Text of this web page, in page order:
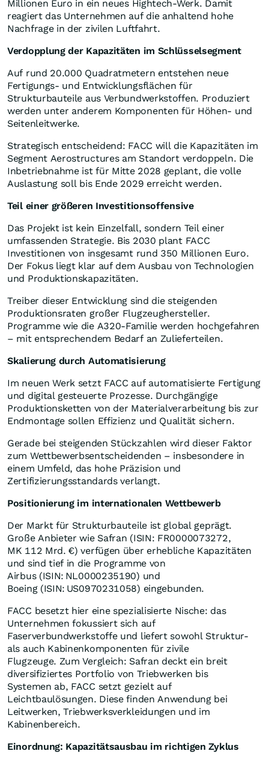
Millionen Euro in ein neues Hightech-Werk. Damit
reagiert das Unternehmen auf die anhaltend hohe
Nachfrage in der zivilen Luftfahrt.
Verdopplung der Kapazitäten im Schlüsselsegment
Auf rund 20.000 Quadratmetern entstehen neue
Fertigungs- und Entwicklungsflächen für
Strukturbauteile aus Verbundwerkstoffen. Produziert
werden unter anderem Komponenten für Höhen- und
Seitenleitwerke.
Strategisch entscheidend: FACC will die Kapazitäten im
Segment Aerostructures am Standort verdoppeln. Die
Inbetriebnahme ist für Mitte 2028 geplant, die volle
Auslastung soll bis Ende 2029 erreicht werden.
Teil einer größeren Investitionsoffensive
Das Projekt ist kein Einzelfall, sondern Teil einer
umfassenden Strategie. Bis 2030 plant FACC
Investitionen von insgesamt rund 350 Millionen Euro.
Der Fokus liegt klar auf dem Ausbau von Technologien
und Produktionskapazitäten.
Treiber dieser Entwicklung sind die steigenden
Produktionsraten großer Flugzeughersteller.
Programme wie die A320-Familie werden hochgefahren
– mit entsprechendem Bedarf an Zulieferteilen.
Skalierung durch Automatisierung
Im neuen Werk setzt FACC auf automatisierte Fertigung
und digital gesteuerte Prozesse. Durchgängige
Produktionsketten von der Materialverarbeitung bis zur
Endmontage sollen Effizienz und Qualität sichern.
Gerade bei steigenden Stückzahlen wird dieser Faktor
zum Wettbewerbsentscheidenden – insbesondere in
einem Umfeld, das hohe Präzision und
Zertifizierungsstandards verlangt.
Positionierung im internationalen Wettbewerb
Der Markt für Strukturbauteile ist global geprägt.
Große Anbieter wie Safran (ISIN: FR0000073272,
MK 112 Mrd. €) verfügen über erhebliche Kapazitäten
und sind tief in die Programme von
Airbus (ISIN: NL0000235190) und
Boeing (ISIN: US0970231058) eingebunden.
FACC besetzt hier eine spezialisierte Nische: das
Unternehmen fokussiert sich auf
Faserverbundwerkstoffe und liefert sowohl Struktur-
als auch Kabinenkomponenten für zivile
Flugzeuge. Zum Vergleich: Safran deckt ein breit
diversifiziertes Portfolio von Triebwerken bis
Systemen ab, FACC setzt gezielt auf
Leichtbaulösungen. Diese finden Anwendung bei
Leitwerken, Triebwerksverkleidungen und im
Kabinenbereich.
Einordnung: Kapazitätsausbau im richtigen Zyklus